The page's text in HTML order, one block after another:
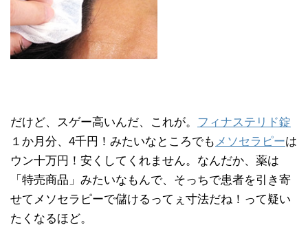
だけど、スゲー高いんだ、これが。 フィナステリド錠
１か月分、4千円！みたいなところでも メソセラピーは
ウン十万円！安くしてくれません。なんだか、薬は
「特売商品」みたいなもんで、そっちで患者を引き寄
せてメソセラピーで儲けるってぇ寸法だね！って疑い
たくなるほど。